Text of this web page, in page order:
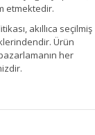
etmektedir.
akıllıca seçilmiş
Ürün
her